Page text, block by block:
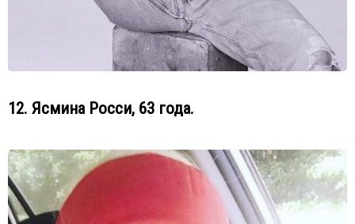
12. Ясмина Росси, 63 года.